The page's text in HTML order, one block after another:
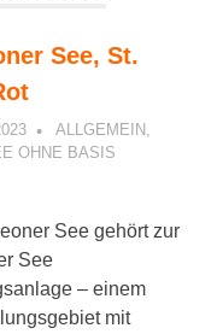
See, St.
PETER
ALLGEMEIN,
OHNE BASIS
See gehört zur
See
– einem
mit